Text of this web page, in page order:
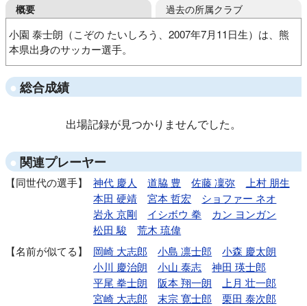
概要
小園 泰士朗（こぞの たいしろう、2007年7月11日生）は、熊
本県出身のサッカー選手。
過去の所属クラブ
総合成績
出場記録が見つかりませんでした。
関連プレーヤー
同世代の選手 神代 慶人 道脇 豊 佐藤 凜弥
上村 朋生
本田 硬靖
宮本 哲宏
ショファー ネオ
岩永 京剛
イシボウ 拳
カン ヨンガン
松田 駿
荒木 琉偉
名前が似てる
岡崎 大志郎 小島 凛士郎
小森 慶太朗
小川 慶治朗
小山 泰志
神田 瑛士郎
平尾 拳士朗
阪本 翔一朗
上月 壮一郎
宮崎 大志郎
末宗 寛士郎 栗田 泰次郎